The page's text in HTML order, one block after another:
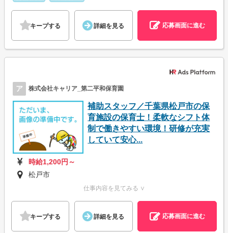
キープする 詳細を見る 応募画面に進む
ア 株式会社キャリア_第二平和保育園
補助スタッフ／千葉県松戸市の保
育施設の保育士！柔軟なシフト体
制で働きやすい環境！研修が充実
していて安心...
時給1,200円～
松戸市
仕事内容を見てみる ∨
キープする 詳細を見る 応募画面に進む